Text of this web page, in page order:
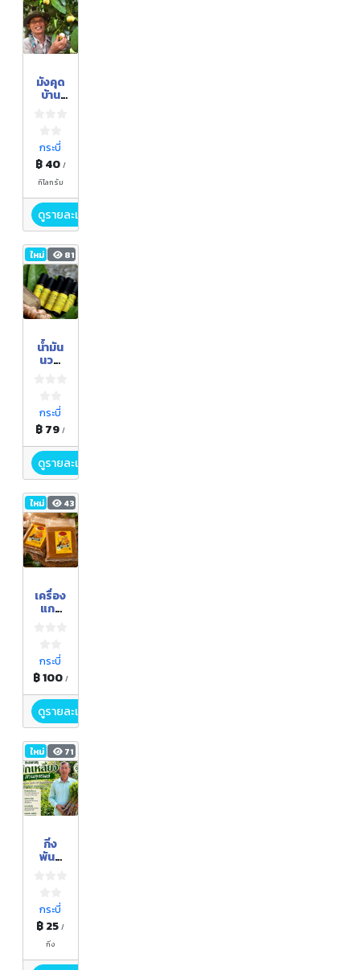
มังคุด
บ้าน
กระบี่
฿ 40 /
กิโลกรัม
ดูรายละเอียด
ใหม่ 81
น้ำมัน
นวด
กระบี่
฿ 79/
ดูรายละเอียด
ใหม่ 43
เครื่อง
แกง
หนอง
ปง
กระบี่
฿ 100 /
ดูรายละเอียด
ใหม่ 71
กิ่ง
พันธุ์
กระบี่
฿ 25/
กิ่ง